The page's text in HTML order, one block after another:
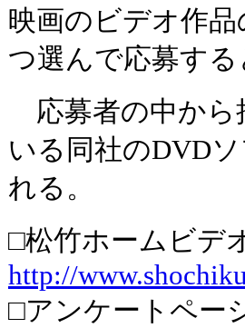
映画のビデオ作
つ選んで応募す
応募者の中から
いる同社のDVD
れる。
□松竹ホームビデ
http://
□アンケートペー